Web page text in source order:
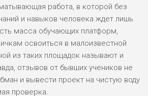
работа, в которой без
и навыков человека ждет лишь
масса обучающих платформ,
освоиться в малоизвестной
из таких площадок называют и
отзывов от бывших учеников не
и вывести проект на чистую воду
проверка.